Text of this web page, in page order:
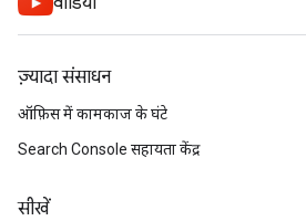
ज़्यादा संसाधन
ऑफ़िस में कामकाज के घंटे
Search Console सहायता केंद्र
सीखें